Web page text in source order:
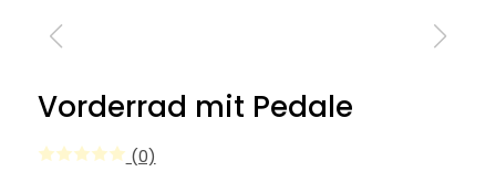
Vorderrad mit Pedale
(0)